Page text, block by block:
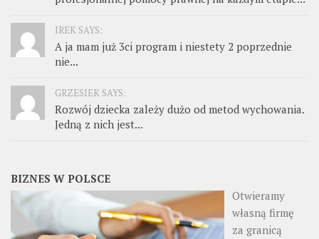
IREK SAYS:
A ja mam już 3ci program i niestety 2 poprzednie
nie...
GRZESIEK SAYS:
Rozwój dziecka zależy dużo od metod wychowania.
Jedną z nich jest...
BIZNES W POLSCE
Otwieramy
własną firmę
za granicą